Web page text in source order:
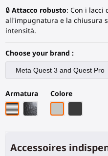
🔒 Attacco robusto: Con i lacci
all'impugnatura e la chiusura
intensità.
Choose your brand :
Armatura
Armatura cromata
Fibra di carbonio nera
Colore
Accessoires